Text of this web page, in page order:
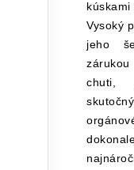
kúskami
Vysoký
jeho
chuti,